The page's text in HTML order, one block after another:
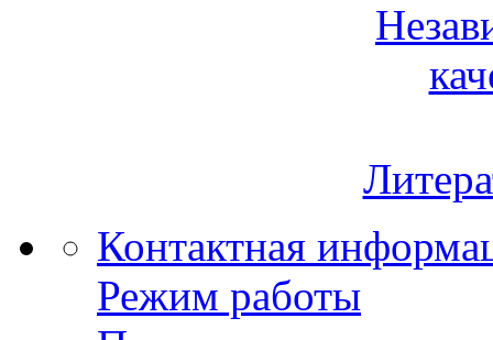
Контактная
Режим работы